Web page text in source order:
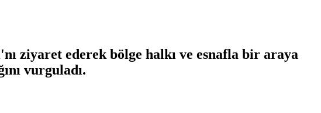
ziyaret ederek bölge halkı ve esnafla bir araya
vurguladı.